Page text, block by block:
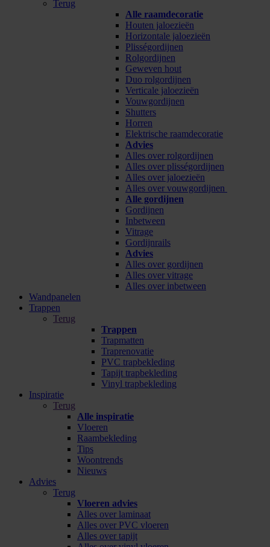
Terug
Alle raamdecoratie
Houten jaloezieën
Horizontale jaloezieën
Plisségordijnen
Rolgordijnen
Geweven hout
Duo rolgordijnen
Verticale jaloezieën
Vouwgordijnen
Shutters
Horren
Elektrische raamdecoratie
Advies
Alles over rolgordijnen
Alles over plisségordijnen
Alles over jaloezieën
Alles over vouwgordijnen
Alle gordijnen
Gordijnen
Inbetween
Vitrage
Gordijnrails
Advies
Alles over gordijnen
Alles over vitrage
Alles over inbetween
Wandpanelen
Trappen
Terug
Trappen
Trapmatten
Traprenovatie
PVC trapbekleding
Tapijt trapbekleding
Vinyl trapbekleding
Inspiratie
Terug
Alle inspiratie
Vloeren
Raambekleding
Tips
Woontrends
Nieuws
Advies
Terug
Vloeren advies
Alles over laminaat
Alles over PVC vloeren
Alles over tapijt